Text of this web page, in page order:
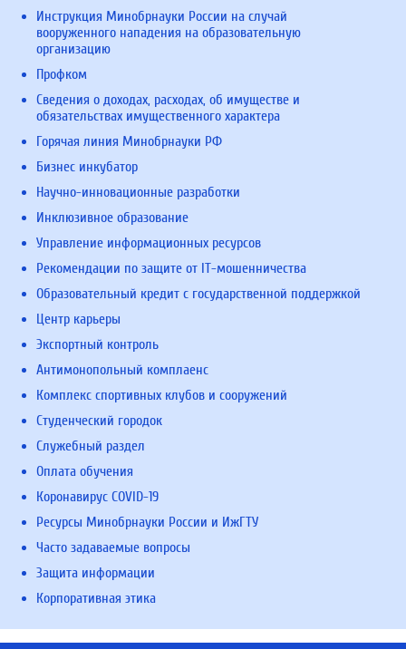
Инструкция Минобрнауки России на случай
вооруженного нападения на образовательную
организацию
Профком
Сведения о доходах, расходах, об имуществе и
обязательствах имущественного характера
Горячая линия Минобрнауки РФ
Бизнес инкубатор
Научно-инновационные разработки
Инклюзивное образование
Управление информационных ресурсов
Рекомендации по защите от IT-мошенничества
Образовательный кредит с государственной поддержкой
Центр карьеры
Экспортный контроль
Антимонопольный комплаенс
Комплекс спортивных клубов и сооружений
Студенческий городок
Служебный раздел
Оплата обучения
Коронавирус COVID-19
Ресурсы Минобрнауки России и ИжГТУ
Часто задаваемые вопросы
Защита информации
Корпоративная этика